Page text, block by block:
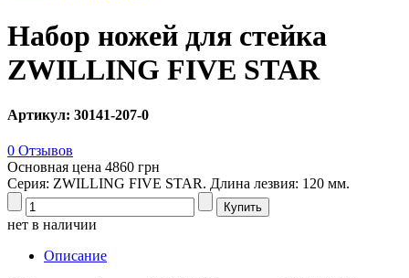
Набор ножей для стейка
ZWILLING FIVE STAR
Артикул: 30141-207-0
0 Отзывов
Основная цена 4860 грн
Серия: ZWILLING FIVE STAR. Длина лезвия: 120 мм.
нет в наличии
Описание